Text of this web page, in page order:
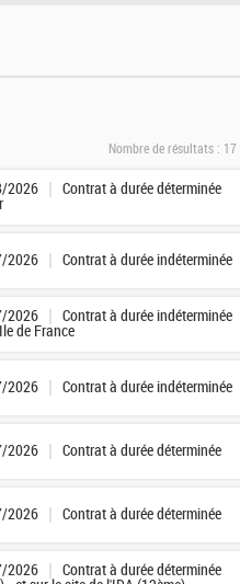
Nombre de résultats :
2026
Contrat à durée déterminée
2026 Contrat à durée indéterminée
2026
Contrat à durée indéterminée
de France
2026 Contrat à durée indéterminée
2026 Contrat à durée déterminée
2026 Contrat à durée déterminée
2026
Contrat à durée déterminée